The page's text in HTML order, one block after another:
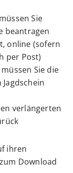
Sie
beantragen
online (sofern
per Post).
Sie die
verlängerten
ihren
Download